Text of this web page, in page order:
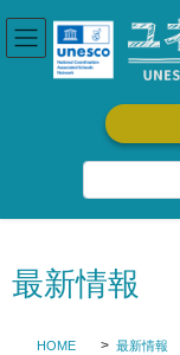
ン
テ
ビ
ゲ
最新情報
HOME 最新情報